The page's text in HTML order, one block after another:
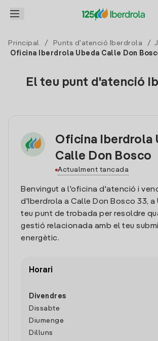
Principal / Punts d'atenció Iberdrola /
Oficina Iberdrola Ubeda Calle Don
El teu punt d'atenció
Oficina Iberdrola
Calle Don Bosco
Actualment tancada
Benvingut a l'oficina d'atenció i
d'Iberdrola a Calle Don Bosco 33, a
teu punt de trobada per resoldre
gestió relacionada amb el teu
energètic.
Horari
Divendres
Dissabte
Diumenge
Dilluns